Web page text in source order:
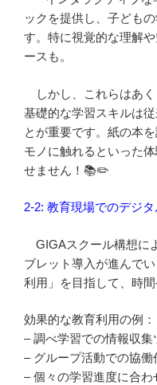
ックを提供し、子ども
す。特に視覚的な理解
ースも。
しかし、これらはあく
基礎的な学習スキルは
とが重要です。紙の本
モノに触れるといった
せません！📚✏️
2-2: 教育現場でのデジ
GIGAスクール構想に
ブレット導入が進んで
利用」を目指して、時
効果的な教育利用の例：
– 調べ学習での情報収集
– グループ活動での協働
– 個々の学習進度に合わ